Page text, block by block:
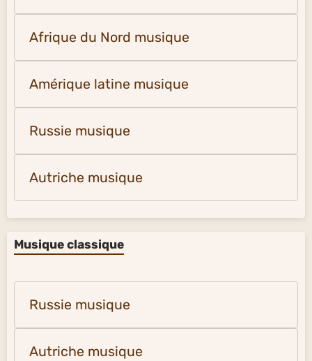
Afrique du Nord musique
Amérique latine musique
Russie musique
Autriche musique
Musique classique
Russie musique
Autriche musique